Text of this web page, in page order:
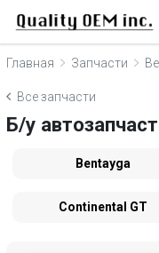
Главная Запчасти
Все запчасти
Б/у
Bentayga
Continental GT